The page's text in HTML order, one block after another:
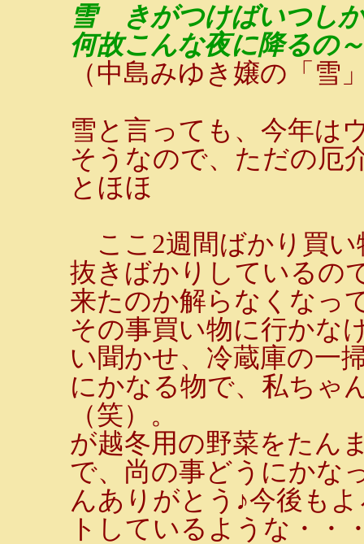
雪 きがつけばいつしか
何故こんな夜に降るの
（中島みゆき嬢の「雪
雪と言っても、今年は
そうなので、ただの厄
とほほ
ここ2週間ばかり買い
抜きばかりしているの
来たのか解らなくなっ
その事買い物に行かな
い聞かせ、冷蔵庫の一
にかなる物で、私ちゃ
（笑）。 数
が越冬用の野菜をたん
で、尚の事どうにかな
んありがとう♪今後も
トしているような・・